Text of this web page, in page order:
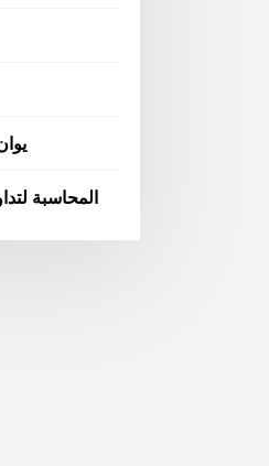
المحاسبة